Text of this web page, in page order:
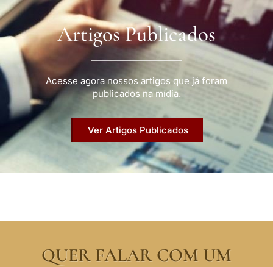
Artigos Publicados
Acesse agora nossos artigos que já foram
publicados na mídia.
Ver Artigos Publicados
QUER FALAR COM UM